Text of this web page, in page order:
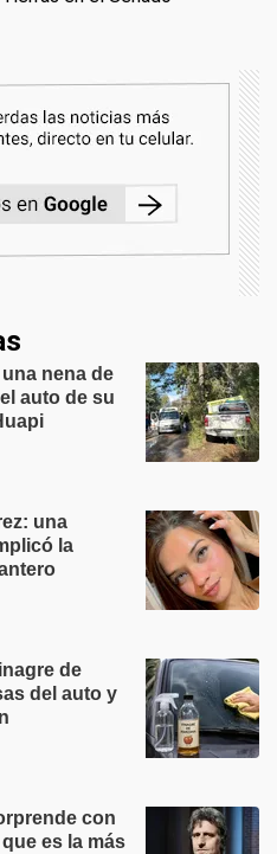
nena de
auto de su
una
la
de
del auto y
con
es la más